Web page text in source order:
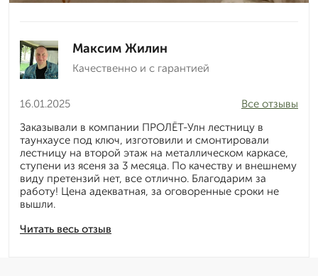
Максим Жилин
Качественно и с гарантией
16.01.2025
Читать весь отзыв
Все отзывы
Заказывали в компании ПРОЛЁТ-Улн лестницу в
таунхаусе под ключ, изготовили и смонтировали
лестницу на второй этаж на металлическом каркасе,
ступени из ясеня за 3 месяца. По качеству и внешнему
виду претензий нет, все отлично. Благодарим за
работу! Цена адекватная, за оговоренные сроки не
вышли.